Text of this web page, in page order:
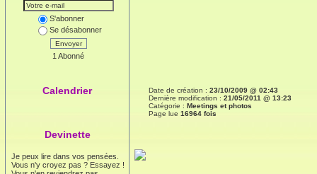
S'abonner
Se désabonner
Envoyer
1 Abonné
Calendrier
Devinette
Je peux lire dans vos pensées.
Vous n'y croyez pas ? Essayez !
Date de création : 23/10/2009 @ 02:43
Dernière modification : 21/05/2011 @ 13:23
Catégorie : Meetings et photos
Page lue 16964 fois